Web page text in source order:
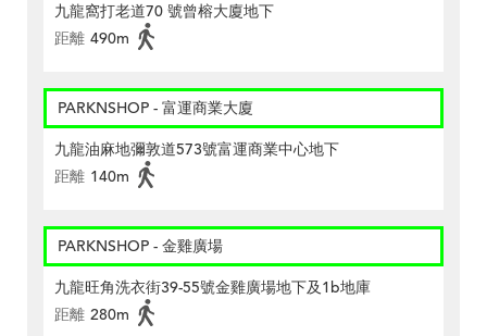
九龍窩打老道70 號曾榕大廈地下
距離 490m
PARKNSHOP - 富運商業大廈
九龍油麻地彌敦道573號富運商業中心地下
距離 140m
PARKNSHOP - 金雞廣場
九龍旺角洗衣街39-55號金雞廣場地下及1b地庫
距離 280m